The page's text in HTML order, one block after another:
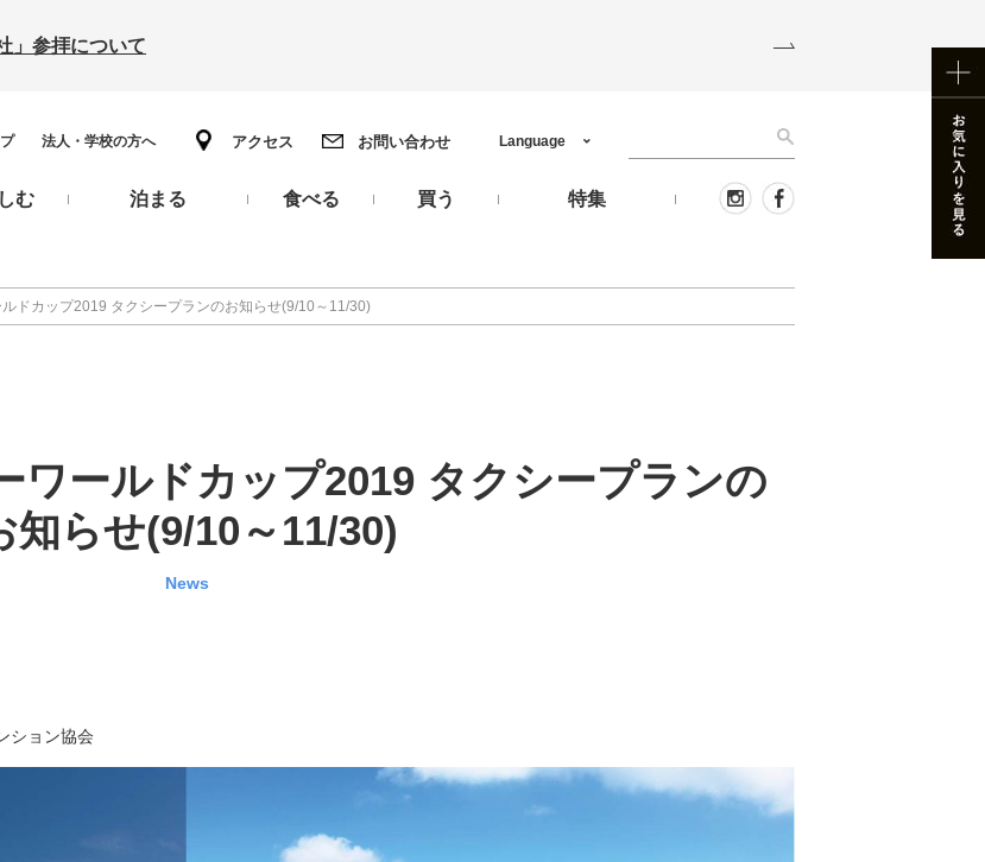
」参拝について
法人・学校の方へ アクセス お問い合わせ
む 泊まる 食べる 買う 特集
Language
ルドカップ2019 タクシープランのお知らせ(9/10～11/30)
ワールドカップ2019 タクシープランの
知らせ(9/10～11/30)
News
ション協会